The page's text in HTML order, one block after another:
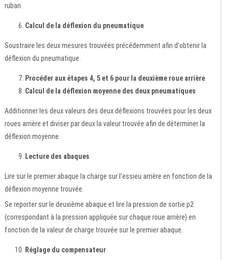
ruban.
Calcul de la déflexion du pneumatique
Soustraire les deux mesures trouvées précédemment afin d'obtenir la
déflexion du pneumatique.
Procéder aux étapes 4, 5 et 6 pour la deuxième roue arrière
Calcul de la déflexion moyenne des deux pneumatiques
Additionner les deux valeurs des deux déflexions trouvées pour les deux
roues arrière et diviser par deux la valeur trouvée afin de déterminer la
déflexion moyenne.
Lecture des abaques
Lire sur le premier abaque la charge sur l'essieu arrière en fonction de la
déflexion moyenne trouvée.
Se reporter sur le deuxième abaque et lire la pression de sortie p2
(correspondant à la pression appliquée sur chaque roue arrière) en
fonction de la valeur de charge trouvée sur le premier abaque.
Réglage du compensateur